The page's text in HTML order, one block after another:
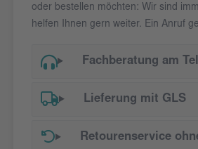
oder bestellen möchten: Wir sind
helfen Ihnen gern weiter. Ein Anruf
Fachberatung am
Lieferung mit GLS
Retourenservice